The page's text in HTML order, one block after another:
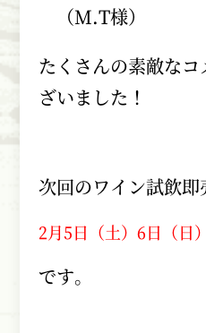
（M.T様）
たくさんの素敵な
ざいました！
次回のワイン試飲即
2月5日（土）6日（日）
です。